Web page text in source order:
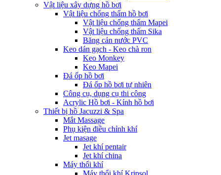
Vật liệu xây dựng hồ bơi
Vật liệu chống thấm hồ bơi
Vật liệu chống thấm Mapei
Vật liệu chống thấm Sika
Băng cản nước PVC
Keo dán gạch - Keo chà ron
Keo Monkey
Keo Mapei
Đá ốp hồ bơi
Đá ốp hồ bơi tự nhiên
Công cụ, dụng cụ thi công
Acrylic Hồ bơi - Kính hồ bơi
Thiết bị hồ Jacuzzi & Spa
Mắt Massage
Phụ kiện điều chỉnh khí
Jet masage
Jet khí pentair
Jet khí china
Máy thổi khí
Máy thổi khí Kripsol